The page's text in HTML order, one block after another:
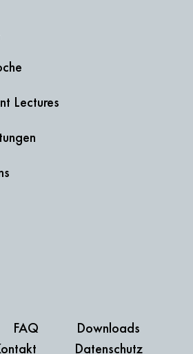
Lectures
FAQ
Downloads
Datenschutz